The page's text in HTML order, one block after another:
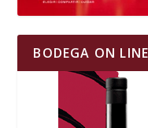
BODEGA ON LINE